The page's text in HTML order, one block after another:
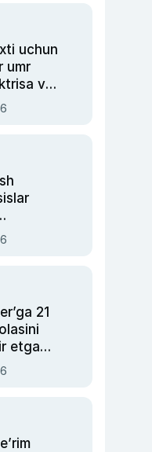
uchun
umr
va
21
etgan